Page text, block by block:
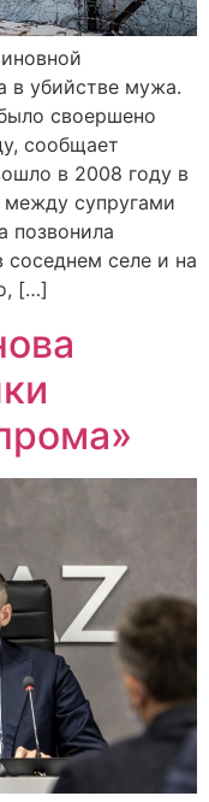
в убийстве мужа.
своершено
сообщает
в 2008 году в
супругами
позвонила
селе и на
[…]